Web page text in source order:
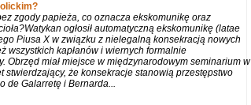
zgody papieża, co oznacza ekskomunikę oraz
ogłosił automatyczną ekskomunikę (latae
Piusa X w związku z nielegalną konsekracją nowych
wszystkich kapłanów i wiernych formalnie
Obrzęd miał miejsce w międzynarodowym seminarium w
że konsekracje stanowią przestępstwo
de Galarretę i Bernarda...